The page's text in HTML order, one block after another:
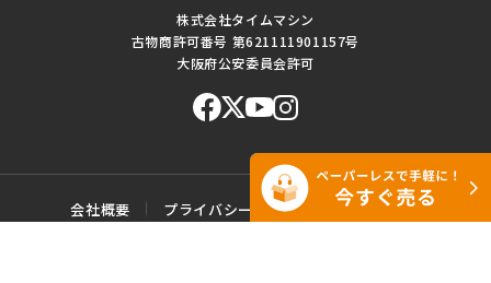
株式会社タイムマシン
古物商許可番号 第621111901157号
大阪府公安委員会許可
会社概要 プライバシーポリシー
ご利用規約